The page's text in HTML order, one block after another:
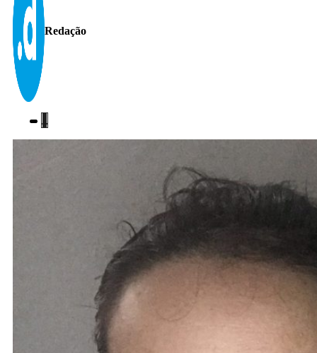
Redação